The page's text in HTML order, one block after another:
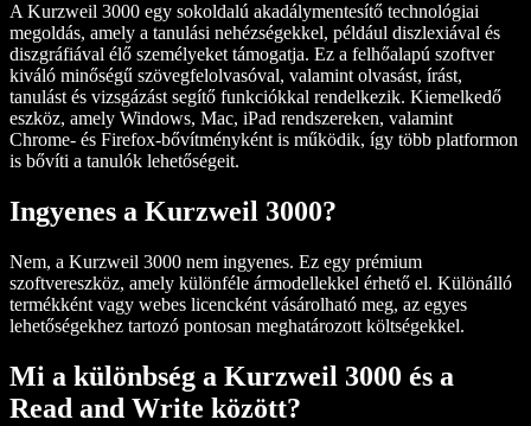
A Kurzweil 3000 egy sokoldalú akadálymentesítő technológiai
megoldás, amely a tanulási nehézségekkel, például diszlexiával és
diszgráfiával élő személyeket támogatja. Ez a felhőalapú szoftver
kiváló minőségű szövegfelolvasóval, valamint olvasást, írást,
tanulást és vizsgázást segítő funkciókkal rendelkezik. Kiemelkedő
eszköz, amely Windows, Mac, iPad rendszereken, valamint
Chrome- és Firefox-bővítményként is működik, így több platformon
is bővíti a tanulók lehetőségeit.
Ingyenes a Kurzweil 3000?
Nem, a Kurzweil 3000 nem ingyenes. Ez egy prémium
szoftvereszköz, amely különféle ármodellekkel érhető el. Különálló
termékként vagy webes licencként vásárolható meg, az egyes
lehetőségekhez tartozó pontosan meghatározott költségekkel.
Mi a különbség a Kurzweil 3000 és a
Read and Write között?